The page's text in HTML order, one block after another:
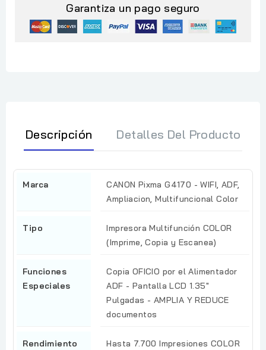
Garantiza un pago seguro
Descripción Detalles Del Producto
Marca
CANON Pixma G4170 - WIFI, ADF,
Ampliacion, Multifuncional Color
Tipo
Impresora Multifunción COLOR
(Imprime, Copia y Escanea)
Funciones
Especiales
Copia OFICIO por el Alimentador
ADF - Pantalla LCD 1.35"
Pulgadas - AMPLIA Y REDUCE
documentos
Rendimiento Hasta 7.700 Impresiones COLOR